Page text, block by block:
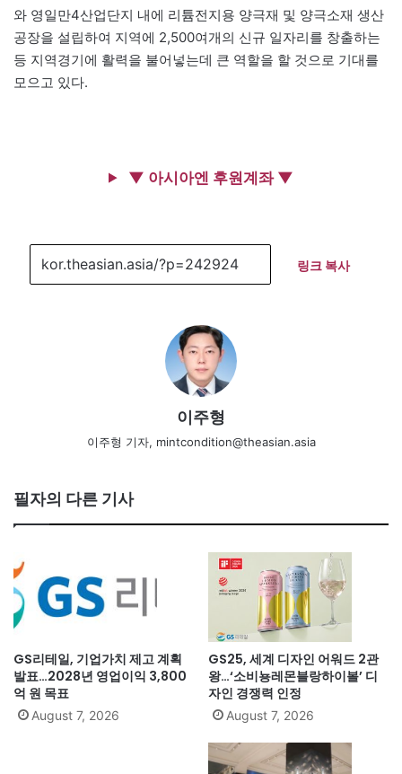
와 영일만4산업단지 내에 리튬전지용 양극재 및 양극소재 생산
공장을 설립하여 지역에 2,500여개의 신규 일자리를 창출하는
등 지역경기에 활력을 불어넣는데 큰 역할을 할 것으로 기대를
모으고 있다.
▼ 아시아엔 후원계좌 ▼
링크 복사
이주형
이주형 기자, mintcondition@theasian.asia
필자의 다른 기사
GS리테일, 기업가치 제고 계획
발표…2028년 영업이익 3,800
억 원 목표
August 7, 2026
GS25, 세계 디자인 어워드 2관
왕…‘소비뇽레몬블랑하이볼’ 디
자인 경쟁력 인정
August 7, 2026